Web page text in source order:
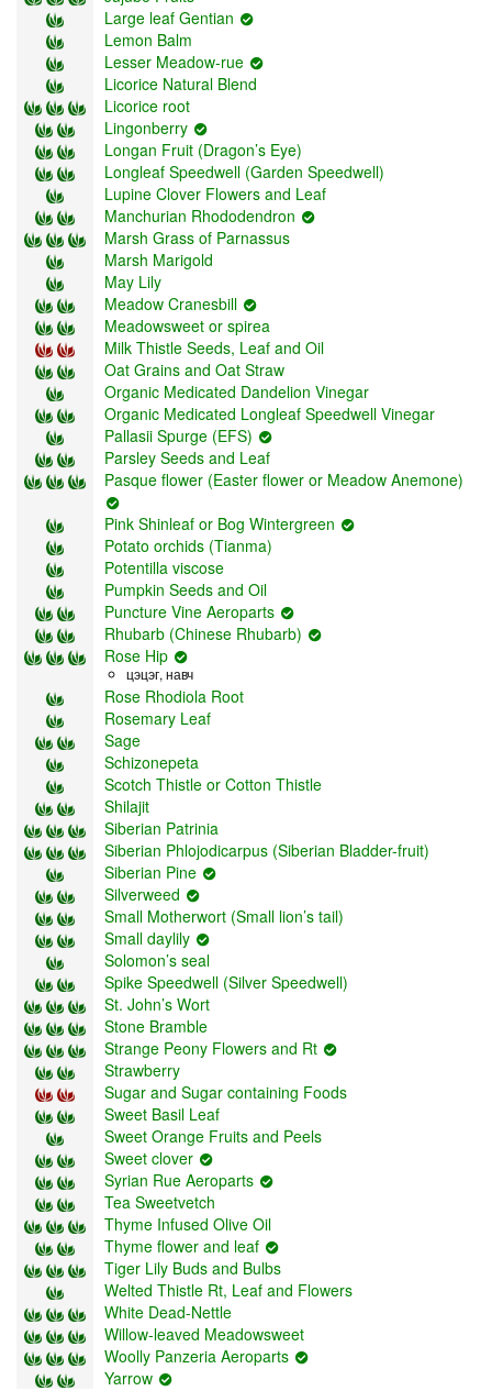
Large leaf Gentian
Lemon Balm
Lesser Meadow-rue
Licorice Natural Blend
Licorice root
Lingonberry
Longan Fruit (Dragon’s Eye)
Longleaf Speedwell (Garden Speedwell)
Lupine Clover Flowers and Leaf
Manchurian Rhododendron
Marsh Grass of Parnassus
Marsh Marigold
May Lily
Meadow Cranesbill
Meadowsweet or spirea
Milk Thistle Seeds, Leaf and Oil
Oat Grains and Oat Straw
Organic Medicated Dandelion Vinegar
Organic Medicated Longleaf Speedwell Vinegar
Pallasii Spurge (EFS)
Parsley Seeds and Leaf
Pasque flower (Easter flower or Meadow Anemone)
Pink Shinleaf or Bog Wintergreen
Potato orchids (Tianma)
Potentilla viscose
Pumpkin Seeds and Oil
Puncture Vine Aeroparts
Rhubarb (Chinese Rhubarb)
Rose Hip
цэцэг, навч
Rose Rhodiola Root
Rosemary Leaf
Sage
Schizonepeta
Scotch Thistle or Cotton Thistle
Shilajit
Siberian Patrinia
Siberian Phlojodicarpus (Siberian Bladder-fruit)
Siberian Pine
Silverweed
Small Motherwort (Small lion’s tail)
Small daylily
Solomon’s seal
Spike Speedwell (Silver Speedwell)
St. John’s Wort
Stone Bramble
Strange Peony Flowers and Rt
Strawberry
Sugar and Sugar containing Foods
Sweet Basil Leaf
Sweet Orange Fruits and Peels
Sweet clover
Syrian Rue Aeroparts
Tea Sweetvetch
Thyme Infused Olive Oil
Thyme flower and leaf
Tiger Lily Buds and Bulbs
Welted Thistle Rt, Leaf and Flowers
White Dead-Nettle
Willow-leaved Meadowsweet
Woolly Panzeria Aeroparts
Yarrow